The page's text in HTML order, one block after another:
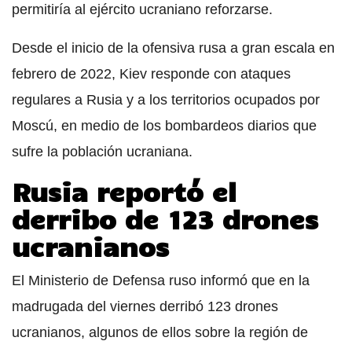
permitiría al ejército ucraniano reforzarse.
Desde el inicio de la ofensiva rusa a gran escala en
febrero de 2022, Kiev responde con ataques
regulares a Rusia y a los territorios ocupados por
Moscú, en medio de los bombardeos diarios que
sufre la población ucraniana.
Rusia reportó el
derribo de 123 drones
ucranianos
El Ministerio de Defensa ruso informó que en la
madrugada del viernes derribó 123 drones
ucranianos, algunos de ellos sobre la región de